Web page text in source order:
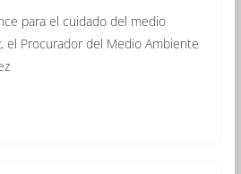
para el cuidado del medio
el Procurador del Medio Ambiente